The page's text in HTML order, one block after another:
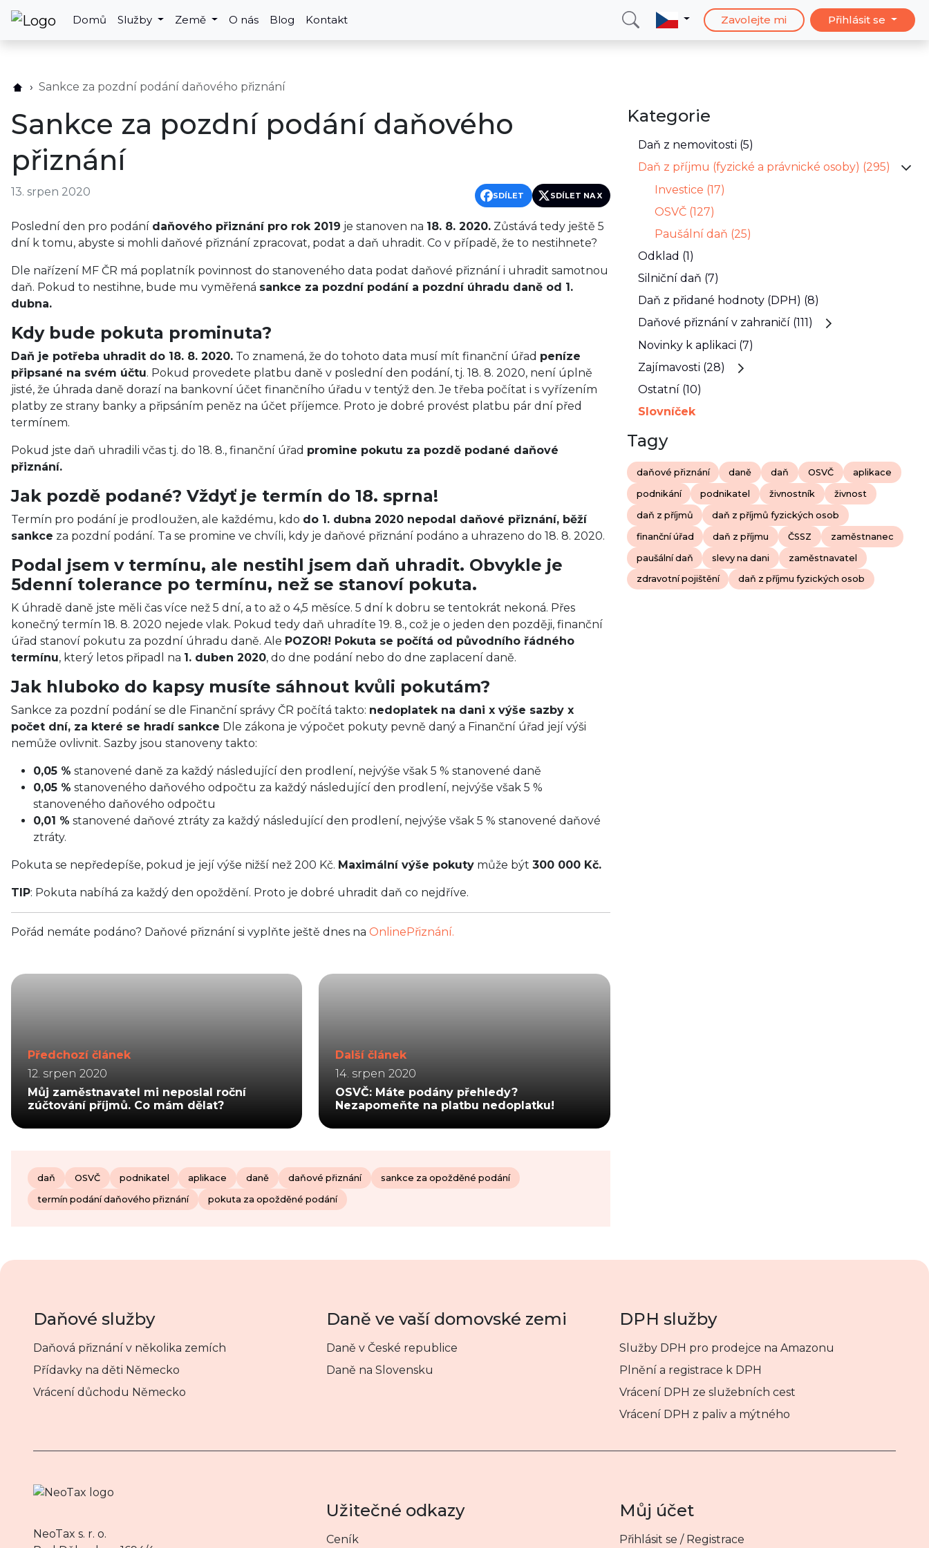
Domů Služby Země O nás Blog Kontakt Zavolejte mi Přihlásit se
Sankce za pozdní podání daňového přiznání
Sankce za pozdní podání daňového
přiznání
13. srpen 2020 SDÍLET SDÍLET NA X
Poslední den pro podání daňového přiznání pro rok 2019 je stanoven na 18. 8. 2020. Zůstává tedy ještě 5
dní k tomu, abyste si mohli daňové přiznání zpracovat, podat a daň uhradit. Co v případě, že to nestihnete?
Dle nařízení MF ČR má poplatník povinnost do stanoveného data podat daňové přiznání i uhradit samotnou
daň. Pokud to nestihne, bude mu vyměřená sankce za pozdní podání a pozdní úhradu daně od 1.
dubna.
Kdy bude pokuta prominuta?
Daň je potřeba uhradit do 18. 8. 2020. To znamená, že do tohoto data musí mít finanční úřad peníze
připsané na svém účtu. Pokud provedete platbu daně v poslední den podání, tj. 18. 8. 2020, není úplně
jisté, že úhrada daně dorazí na bankovní účet finančního úřadu v tentýž den. Je třeba počítat i s vyřízením
platby ze strany banky a připsáním peněz na účet příjemce. Proto je dobré provést platbu pár dní před
termínem.
Pokud jste daň uhradili včas tj. do 18. 8., finanční úřad promine pokutu za pozdě podané daňové
přiznání.
Jak pozdě podané? Vždyť je termín do 18. sprna!
Termín pro podání je prodloužen, ale každému, kdo do 1. dubna 2020 nepodal daňové přiznání, běží
sankce za pozdní podání. Ta se promine ve chvíli, kdy je daňové přiznání podáno a uhrazeno do 18. 8. 2020.
Podal jsem v termínu, ale nestihl jsem daň uhradit. Obvykle je
5denní tolerance po termínu, než se stanoví pokuta.
K úhradě daně jste měli čas více než 5 dní, a to až o 4,5 měsíce. 5 dní k dobru se tentokrát nekoná. Přes
konečný termín 18. 8. 2020 nejede vlak. Pokud tedy daň uhradíte 19. 8., což je o jeden den později, finanční
úřad stanoví pokutu za pozdní úhradu daně. Ale POZOR! Pokuta se počítá od původního řádného
termínu, který letos připadl na 1. duben 2020, do dne podání nebo do dne zaplacení daně.
Jak hluboko do kapsy musíte sáhnout kvůli pokutám?
Sankce za pozdní podání se dle Finanční správy ČR počítá takto: nedoplatek na dani x výše sazby x
počet dní, za které se hradí sankce Dle zákona je výpočet pokuty pevně daný a Finanční úřad její výši
nemůže ovlivnit. Sazby jsou stanoveny takto:
0,05 % stanovené daně za každý následující den prodlení, nejvýše však 5 % stanovené daně
0,05 % stanoveného daňového odpočtu za každý následující den prodlení, nejvýše však 5 %
stanoveného daňového odpočtu
0,01 % stanovené daňové ztráty za každý následující den prodlení, nejvýše však 5 % stanovené daňové
ztráty.
Pokuta se nepředepíše, pokud je její výše nižší než 200 Kč. Maximální výše pokuty může být 300 000 Kč.
TIP: Pokuta nabíhá za každý den opoždění. Proto je dobré uhradit daň co nejdříve.
Pořád nemáte podáno? Daňové přiznání si vyplňte ještě dnes na OnlinePřiznání.
Předchozí článek
12. srpen 2020
Můj zaměstnavatel mi neposlal roční
zúčtování příjmů. Co mám dělat?
Další článek
14. srpen 2020
OSVČ: Máte podány přehledy?
Nezapomeňte na platbu nedoplatku!
daň OSVČ podnikatel aplikace daně daňové přiznání sankce za opožděné podání
termín podání daňového přiznání pokuta za opožděné podání
Kategorie
Daň z nemovitosti (5)
Daň z příjmu (fyzické a právnické osoby) (295)
Investice (17)
OSVČ (127)
Paušální daň (25)
Odklad (1)
Silniční daň (7)
Daň z přidané hodnoty (DPH) (8)
Daňové přiznání v zahraničí (111)
Novinky k aplikaci (7)
Zajímavosti (28)
Ostatní (10)
Slovníček
Tagy
daňové přiznání daně daň OSVČ aplikace
podnikání podnikatel živnostník živnost
daň z příjmů daň z příjmů fyzických osob
finanční úřad daň z příjmu ČSSZ zaměstnanec
paušální daň slevy na dani zaměstnavatel
zdravotní pojištění daň z příjmu fyzických osob
Daňové služby
Daňová přiznání v několika zemích
Přídavky na děti Německo
Vrácení důchodu Německo
Daně ve vaší domovské zemi
Daně v České republice
Daně na Slovensku
DPH služby
Služby DPH pro prodejce na Amazonu
Plnění a registrace k DPH
Vrácení DPH ze služebních cest
Vrácení DPH z paliv a mýtného
NeoTax s. r. o.
Užitečné odkazy
Ceník
Můj účet
Přihlásit se / Registrace